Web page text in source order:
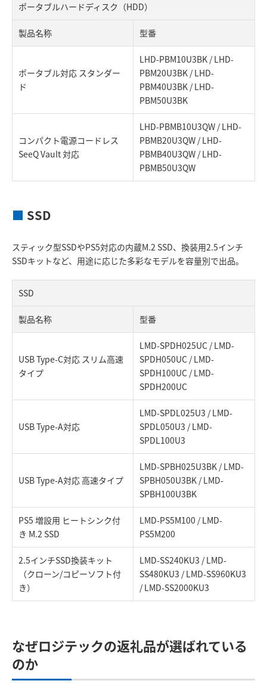
ポータブルハードディスク（HDD）
製品名称 型番
ポータブル対応 スタンダー
ド
LHD-PBM10U3BK / LHD-
PBM20U3BK / LHD-
PBM40U3BK / LHD-
PBM50U3BK
コンパクト電源コードレス
SeeQ Vault 対応
LHD-PBMB10U3QW / LHD-
PBMB20U3QW / LHD-
PBMB40U3QW / LHD-
PBMB50U3QW
■ SSD
スティック型SSDやPS5対応の内蔵M.2 SSD、換装用2.5インチ
SSDキットなど、用途に応じた多彩なモデルを容量別で出品。
SSD
製品名称 型番
USB Type-C対応 スリム高速
タイプ
LMD-SPDH025UC / LMD-
SPDH050UC / LMD-
SPDH100UC / LMD-
SPDH200UC
USB Type-A対応
LMD-SPDL025U3 / LMD-
SPDL050U3 / LMD-
SPDL100U3
USB Type-A対応 高速タイプ
LMD-SPBH025U3BK / LMD-
SPBH050U3BK / LMD-
SPBH100U3BK
PS5 増設用 ヒートシンク付
き M.2 SSD
LMD-PS5M100 / LMD-
PS5M200
2.5インチSSD換装キット
（クローン/コピーソフト付
き）
LMD-SS240KU3 / LMD-
SS480KU3 / LMD-SS960KU3
/ LMD-SS2000KU3
なぜロジテックの返礼品が選ばれている
のか